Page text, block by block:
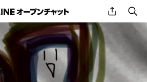
share